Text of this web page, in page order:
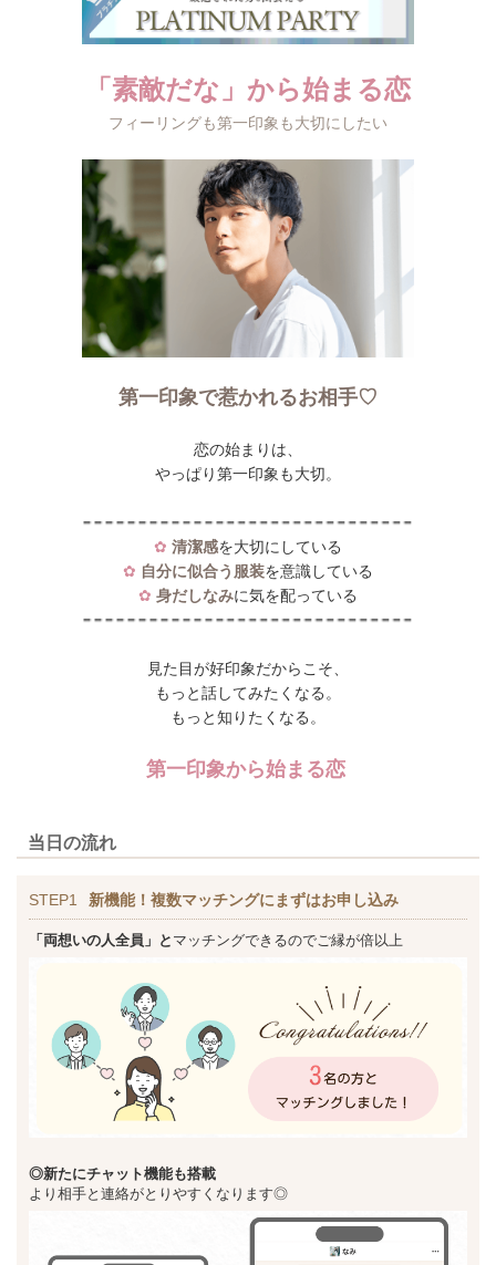
「素敵だな」から始まる恋
フィーリングも第一印象も大切にしたい
第一印象で惹かれるお相手♡
恋の始まりは、
やっぱり第一印象も大切。
✿ 清潔感を大切にしている
✿ 自分に似合う服装を意識している
✿ 身だしなみに気を配っている
見た目が好印象だからこそ、
もっと話してみたくなる。
もっと知りたくなる。
第一印象から始まる恋
当日の流れ
STEP1 新機能！複数マッチングにまずはお申し込み
「両想いの人全員」と マッチングできるのでご縁が倍以上
◎新たにチャット機能も搭載
より相手と連絡がとりやすくなります◎